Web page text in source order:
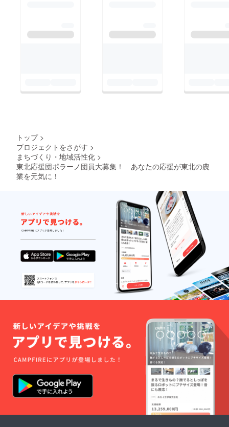
トップ >
プロジェクトをさがす >
まちづくり・地域活性化 >
東北応援団ポラーノ団員大募集！ あなたの応援が東北の農
業を元気に！